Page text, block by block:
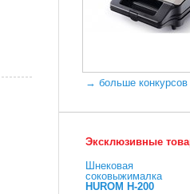
→ больше конкурсов
Эксклюзивные
Шнековая
соковыжималка
HUROM H-200